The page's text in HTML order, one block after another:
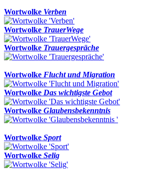
Wortwolke Verben
Wortwolke TrauerWege
Wortwolke Trauergespräche
Wortwolke Flucht und Migration
Wortwolke Das wichtigste Gebot
Wortwolke Glaubensbekenntnis
Wortwolke Sport
Wortwolke Selig